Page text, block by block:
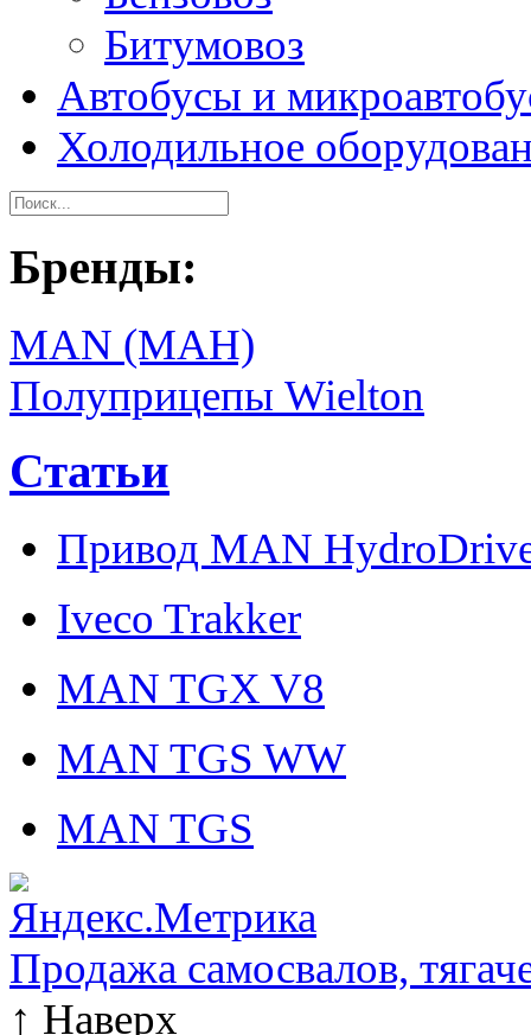
Битумовоз
Автобусы и
Холодильное
Бренды:
MAN (МАН)
Полуприцепы Wielton
Статьи
Привод MAN
Iveco Trakker
MAN TGX V8
MAN TGS WW
MAN TGS
Продажа самосвалов,
↑ Наверх